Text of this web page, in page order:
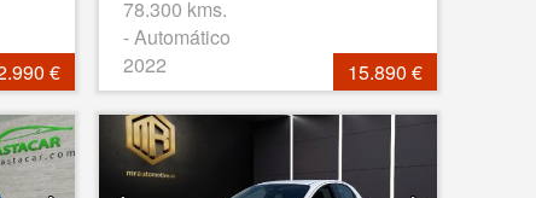
€
78.300 kms.
- Automático
2022
15.890 €